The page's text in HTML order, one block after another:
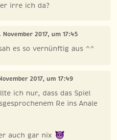
irre ich da?
November 2017, um 17:45
es so vernünftig aus ^^
2017, um 17:49
ich nur, dass das Spiel
Re ins Anale
auch gar nix